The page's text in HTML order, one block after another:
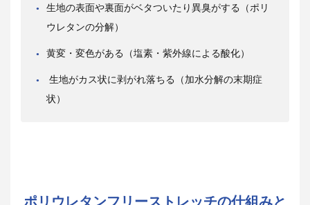
生地の表面や裏面がベタついたり異臭がする（ポリ
ウレタンの分解）
黄変・変色がある（塩素・紫外線による酸化）
生地がカス状に剥がれ落ちる（加水分解の末期症
状）
ポリウレタンフリーストレッチの仕組みと